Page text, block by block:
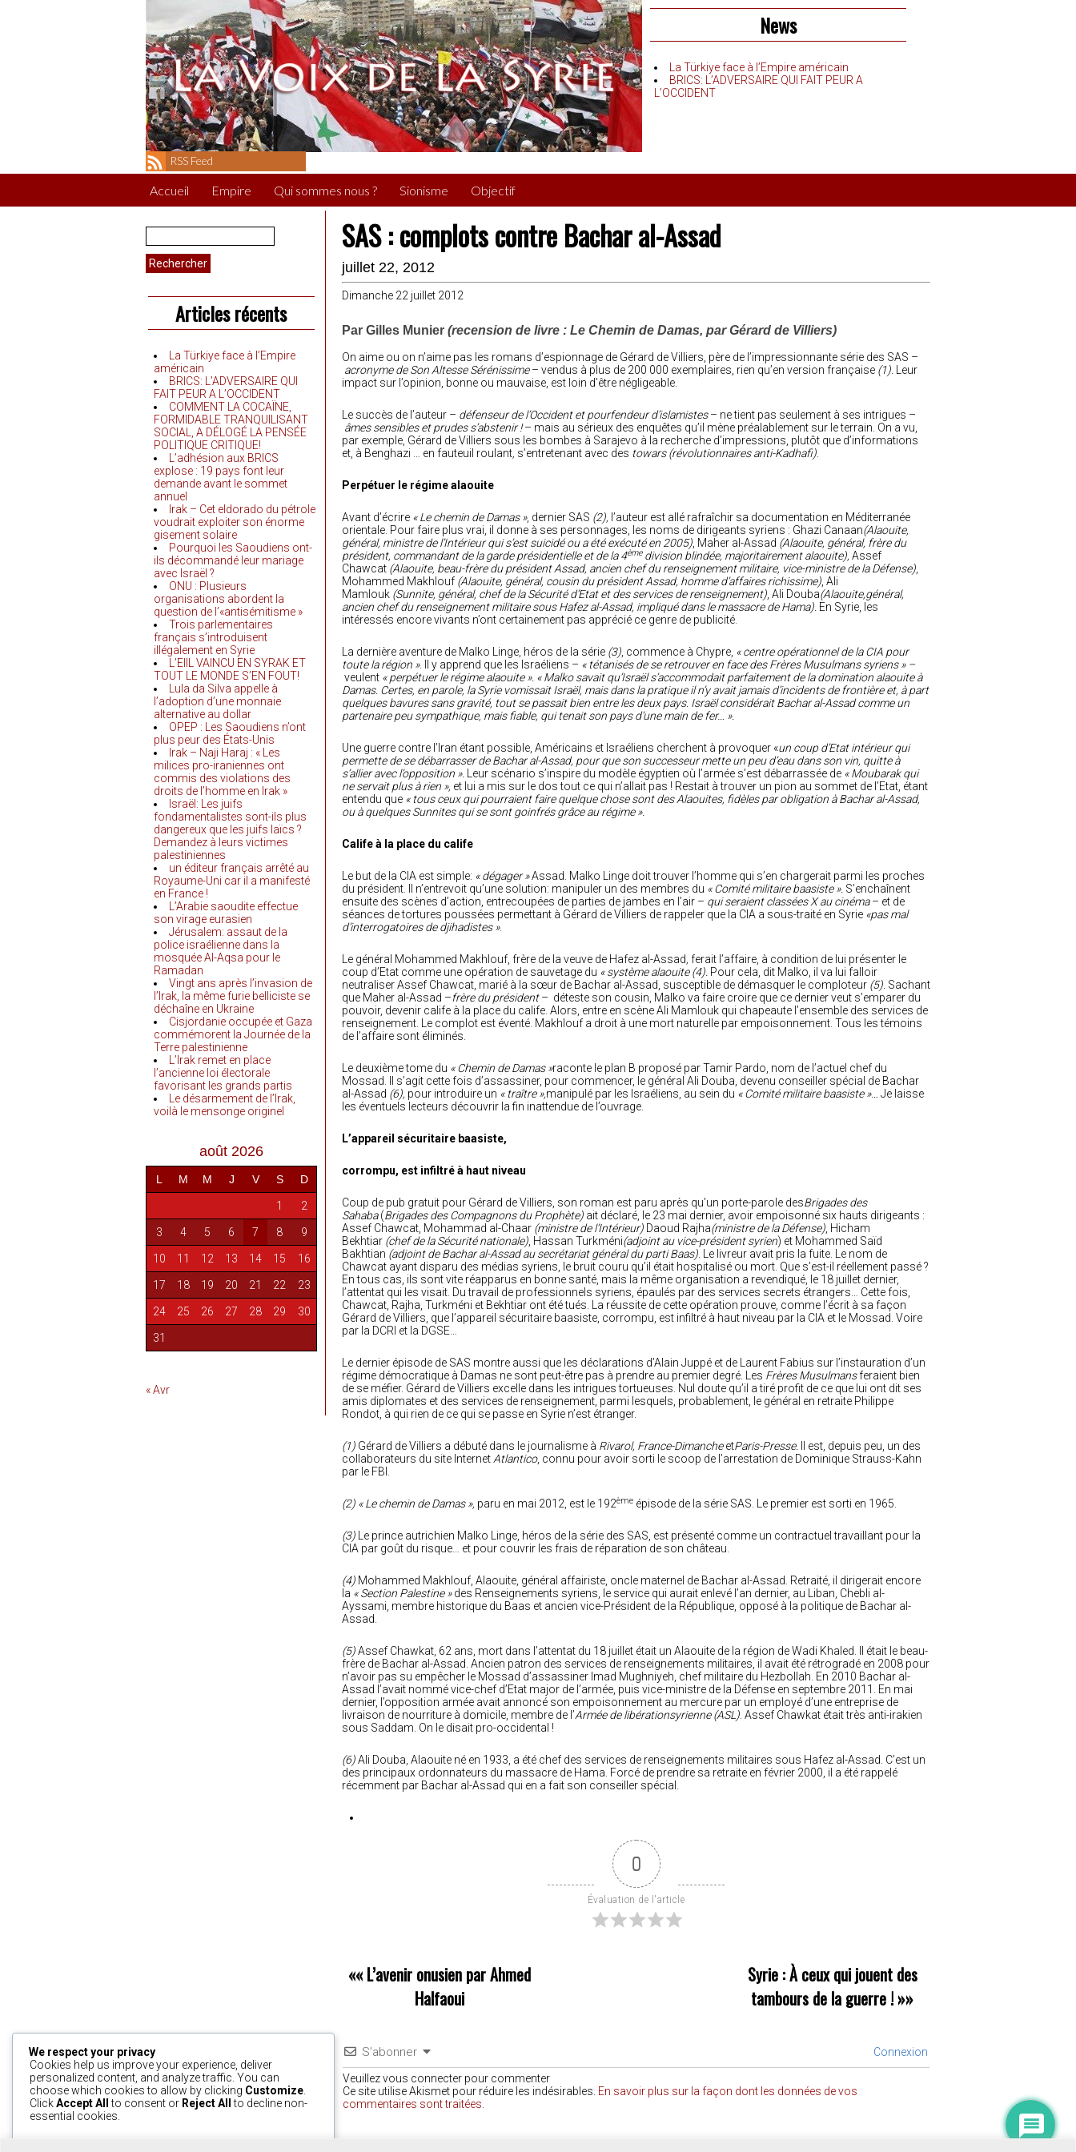
News
La Türkiye face à l’Empire américain
BRICS: L’ADVERSAIRE QUI FAIT PEUR A
L’OCCIDENT
RSS Feed
Accueil Empire Qui sommes nous ? Sionisme Objectif
Rechercher :
Articles récents
La Türkiye face à l’Empire
américain
BRICS: L’ADVERSAIRE QUI
FAIT PEUR A L’OCCIDENT
COMMENT LA COCAÏNE,
FORMIDABLE TRANQUILISANT
SOCIAL, A DÉLOGÉ LA PENSÉE
POLITIQUE CRITIQUE!
L’adhésion aux BRICS
explose : 19 pays font leur
demande avant le sommet
annuel
Irak – Cet eldorado du pétrole
voudrait exploiter son énorme
gisement solaire
Pourquoi les Saoudiens ont-
ils décommandé leur mariage
avec Israël ?
ONU : Plusieurs
organisations abordent la
question de l’«antisémitisme »
Trois parlementaires
français s’introduisent
illégalement en Syrie
L’EIIL VAINCU EN SYRAK ET
TOUT LE MONDE S’EN FOUT!
Lula da Silva appelle à
l’adoption d’une monnaie
alternative au dollar
OPEP : Les Saoudiens n’ont
plus peur des États-Unis
Irak – Naji Haraj : « Les
milices pro-iraniennes ont
commis des violations des
droits de l’homme en Irak »
Israël: Les juifs
fondamentalistes sont-ils plus
dangereux que les juifs laïcs ?
Demandez à leurs victimes
palestiniennes
un éditeur français arrêté au
Royaume-Uni car il a manifesté
en France !
L’Arabie saoudite effectue
son virage eurasien
Jérusalem: assaut de la
police israélienne dans la
mosquée Al-Aqsa pour le
Ramadan
Vingt ans après l’invasion de
l’Irak, la même furie belliciste se
déchaîne en Ukraine
Cisjordanie occupée et Gaza
commémorent la Journée de la
Terre palestinienne
L’Irak remet en place
l’ancienne loi électorale
favorisant les grands partis
Le désarmement de l’Irak,
voilà le mensonge originel
août 2026
L M M J V S D
1 2
3 4 5 6 7 8 9
10 11 12 13 14 15 16
17 18 19 20 21 22 23
24 25 26 27 28 29 30
31
« Avr
SAS : complots contre Bachar al-Assad
juillet 22, 2012
Dimanche 22 juillet 2012
Par Gilles Munier (recension de livre : Le Chemin de Damas, par Gérard de Villiers)
On aime ou on n’aime pas les romans d’espionnage de Gérard de Villiers, père de l’impressionnante série des SAS –
acronyme de Son Altesse Sérénissime– vendus à plus de 200 000 exemplaires, rien qu’en version française (1).
Leur
impact sur l’opinion, bonne ou mauvaise, est loin d’être négligeable.
Le succès de l’auteur – défenseur de l’Occident et pourfendeur d’islamistes– ne tient pas seulement à ses intrigues –
âmes sensibles et prudes s’abstenir !– mais au sérieux des enquêtes qu’il mène préalablement sur le terrain. On a vu,
par exemple, Gérard de Villiers sous les bombes à Sarajevo à la recherche d’impressions, plutôt que d’informations
et, à Benghazi … en fauteuil roulant, s’entretenant avec des towars (révolutionnaires anti-Kadhafi)
Perpétuer le régime alaouite
Avant d’écrire « Le chemin de Damas », dernier SAS (2), l’auteur est allé rafraîchir sa documentation en Méditerranée
orientale. Pour faire plus vrai, il donne à ses personnages, les noms de dirigeants syriens : Ghazi Canaan(Alaouite,
général, ministre de l’Intérieur qui s’est suicidé ou a été exécuté en 2005) , Maher al-Assad (Alaouite, général, frère du
président, commandant de la garde présidentielle et de la 4èmedivision blindée, majoritairement alaouite), Assef
Chawcat (Alaouite, beau-frère du président Assad, ancien chef du renseignement militaire, vice-ministre de la Défense)
Mohammed Makhlouf (Alaouite, général, cousin du président Assad, homme d’affaires richissime) , Ali
Mamlouk (Sunnite, général, chef de la Sécurité d’Etat et des services de renseignement) , Ali Douba(Alaouite,général,
ancien chef du renseignement militaire sous Hafez al-Assad, impliqué dans le massacre de Hama). En Syrie, les
intéressés encore vivants n’ont certainement pas apprécié ce genre de publicité.
La dernière aventure de Malko Linge, héros de la série (3) , commence à Chypre, « centre opérationnel de la CIA pour
toute la région ». Il y apprend que les Israéliens – « tétanisés de se retrouver en face des Frères Musulmans syriens » –
veulent « perpétuer le régime alaouite ». « Malko savait qu’Israël s’accommodait parfaitement de la domination alaouite à
Damas. Certes, en parole, la Syrie vomissait Israël, mais dans la pratique il n’y avait jamais d’incidents de frontière et, à part
quelques bavures sans gravité, tout se passait bien entre les deux pays. Israël considérait Bachar al-Assad comme un
partenaire peu sympathique, mais fiable, qui tenait son pays d’une main de fer… ».
Une guerre contre l’Iran étant possible, Américains et Israéliens cherchent à provoquer «un coup d’Etat intérieur qui
permette de se débarrasser de Bachar al-Assad, pour que son successeur mette un peu d’eau dans son vin, quitte à
s’allier avec l’opposition ».
Leur scénario s’inspire du modèle égyptien où l’armée s’est débarrassée de « Moubarak qui
ne servait plus à rien », et lui a mis sur le dos tout ce qui n’allait pas ! Restait à trouver un pion au sommet de l’Etat, étant
entendu que « tous ceux qui pourraient faire quelque chose sont des Alaouites, fidèles par obligation à Bachar al-Assad,
ou à quelques Sunnites qui se sont goinfrés grâce au régime ».
Calife à la place du calife
Le but de la CIA est simple: « dégager »Assad. Malko Linge doit trouver l’homme qui s’en chargerait parmi les proches
du président. Il n’entrevoit qu’une solution: manipuler un des membres du « Comité militaire baasiste ». S’enchaînent
ensuite des scènes d’action, entrecoupées de parties de jambes en l’air – qui seraient classées X au cinéma– et de
séances de tortures poussées permettant à Gérard de Villiers de rappeler que la CIA a sous-traité en Syrie «pas mal
d’interrogatoires de djihadistes ».
Le général Mohammed Makhlouf, frère de la veuve de Hafez al-Assad, ferait l’affaire, à condition de lui présenter le
coup d’Etat comme une opération de sauvetage du « système alaouite (4). Pour cela, dit Malko, il va lui falloir
neutraliser Assef Chawcat, marié à la sœur de Bachar al-Assad, susceptible de démasquer le comploteur (5). Sachant
que Maher al-Assad –frère du président– déteste son cousin, Malko va faire croire que ce dernier veut s’emparer du
pouvoir, devenir calife à la place du calife. Alors, entre en scène Ali Mamlouk qui chapeaute l’ensemble des services de
renseignement. Le complot est éventé. Makhlouf a droit à une mort naturelle par empoisonnement. Tous les témoins
de l’affaire sont éliminés.
Le deuxième tome du « Chemin de Damas »raconte le plan B proposé par Tamir Pardo, nom de l’actuel chef du
Mossad. Il s’agit cette fois d’assassiner, pour commencer, le général Ali Douba, devenu conseiller spécial de Bachar
al-Assad (6), pour introduire un « traître »,manipulé par les Israéliens, au sein du « Comité militaire baasiste »…
Je laisse
les éventuels lecteurs découvrir la fin inattendue de l’ouvrage.
L’appareil sécuritaire baasiste,
corrompu, est infiltré à haut niveau
Coup de pub gratuit pour Gérard de Villiers, son roman est paru après qu’un porte-parole desBrigades des
Sahaba(Brigades des Compagnons du Prophète) ait déclaré, le 23 mai dernier, avoir empoisonné six hauts dirigeants :
Assef Chawcat, Mohammad al-Chaar (ministre de l’Intérieur) Daoud Rajha(ministre de la Défense) , Hicham
Bekhtiar (chef de la Sécurité nationale) , Hassan Turkméni(adjoint au vice-président syrien) et Mohammed Saïd
Bakhtian (adjoint de Bachar al-Assad au secrétariat général du parti Baas) . Le livreur avait pris la fuite. Le nom de
Chawcat ayant disparu des médias syriens, le bruit couru qu’il était hospitalisé ou mort. Que s’est-il réellement passé ?
En tous cas, ils sont vite réapparus en bonne santé, mais la même organisation a revendiqué, le 18 juillet dernier,
l’attentat qui les visait. Du travail de professionnels syriens, épaulés par des services secrets étrangers… Cette fois,
Chawcat, Rajha, Turkméni et Bekhtiar ont été tués. La réussite de cette opération prouve, comme l’écrit à sa façon
Gérard de Villiers, que l’appareil sécuritaire baasiste, corrompu, est infiltré à haut niveau par la CIA et le Mossad. Voire
par la DCRI et la DGSE…
Le dernier épisode de SAS montre aussi que les déclarations d’Alain Juppé et de Laurent Fabius sur l’instauration d’un
régime démocratique à Damas ne sont peut-être pas à prendre au premier degré. Les Frères Musulmansferaient bien
de se méfier. Gérard de Villiers excelle dans les intrigues tortueuses. Nul doute qu’il a tiré profit de ce que lui ont dit ses
amis diplomates et des services de renseignement, parmi lesquels, probablement, le général en retraite Philippe
Rondot, à qui rien de ce qui se passe en Syrie n’est étranger.
(1) Gérard de Villiers a débuté dans le journalisme à Rivarol, France-DimancheetParis-Presse.
Il est, depuis peu, un des
collaborateurs du site Internet Atlantico, connu pour avoir sorti le scoop de l’arrestation de Dominique Strauss-Kahn
par le FBI.
(2) « Le chemin de Damas », paru en mai 2012, est le 192ème épisode de la série SAS. Le premier est sorti en 1965.
(3) Le prince autrichien Malko Linge, héros de la série des SAS, est présenté comme un contractuel travaillant pour la
CIA par goût du risque… et pour couvrir les frais de réparation de son château.
(4) Mohammed Makhlouf, Alaouite, général affairiste, oncle maternel de Bachar al-Assad. Retraité, il dirigerait encore
la « Section Palestine »des Renseignements syriens, le service qui aurait enlevé l’an dernier, au Liban, Chebli al-
Ayssami, membre historique du Baas et ancien vice-Président de la République, opposé à la politique de Bachar al-
Assad.
(5)Assef Chawkat, 62 ans, mort dans l’attentat du 18 juillet était un Alaouite de la région de Wadi Khaled. Il était le beau-
frère de Bachar al-Assad. Ancien patron des services de renseignements militaires, il avait été rétrogradé en 2008 pour
n’avoir pas su empêcher le Mossad d’assassiner Imad Mughniyeh, chef militaire du Hezbollah. En 2010 Bachar al-
Assad l’avait nommé vice-chef d’Etat major de l’armée, puis vice-ministre de la Défense en septembre 2011. En mai
dernier, l’opposition armée avait annoncé son empoisonnement au mercure par un employé d’une entreprise de
livraison de nourriture à domicile, membre de l’Armée de libérationsyrienne (ASL) . Assef Chawkat était très anti-irakien
sous Saddam. On le disait pro-occidental !
(6)Ali Douba, Alaouite né en 1933, a été chef des services de renseignements militaires sous Hafez al-Assad. C’est un
des principaux ordonnateurs du massacre de Hama. Forcé de prendre sa retraite en février 2000, il a été rappelé
récemment par Bachar al-Assad qui en a fait son conseiller spécial.
0
Évaluation de l'article
«« L’avenir onusien par Ahmed
Halfaoui
Syrie : À ceux qui jouent des
tambours de la guerre ! »»
S’abonner Connexion
Veuillez vous connecter pour commenter
Ce site utilise Akismet pour réduire les indésirables. En savoir plus sur la façon dont les données de vos
commentaires sont traitées
We respect your privacy
Cookies help us improve your experience, deliver
personalized content, and analyze traffic. You can
choose which cookies to allow by clicking Customize
ClickAccept All to consent or Reject All
to decline non-
essential cookies.